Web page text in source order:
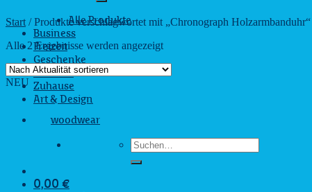
Alle Produkte
Business
Freizeit
Geschenke
Outdoor
Zuhause
Art & Design
woodwear
Suchen
nach:
0,00 €
Start /Produkte verschlagwortet mit „Chronograph Holzarmbanduhr“
Alle 2 Ergebnisse werden angezeigtNach
sortiert
NEU